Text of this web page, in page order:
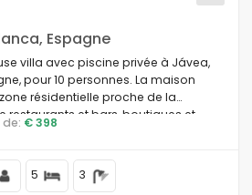
Espagne
villa avec piscine privée à Jávea,
pour 10 personnes. La maison
résidentielle proche de la
restaurants et bars, boutiques et
de la plage El Arenal à
de: € 398
5 3